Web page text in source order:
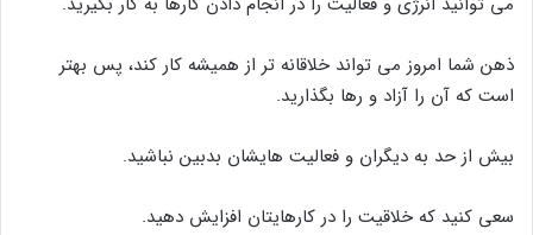
ذهن شما امروز می تواند خلاقانه تر از همیشه کار کند، پس بهتر
است که آن را آزاد و رها بگذارید.
بیش از حد به دیگران و فعالیت هایشان بدبین نباشید.
سعی کنید که خلاقیت را در کارهایتان افزایش دهید.